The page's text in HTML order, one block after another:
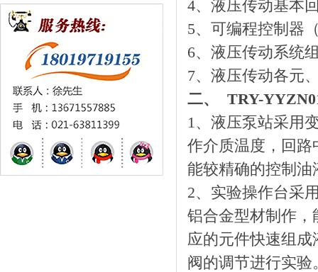
4、液压传动基本
5、可编程控制器
6、液压传动系统
7、液压传动各元
二、 TRY-
1、液压泵站采用
作介质温度，回
能较精确的控制油
2、实验操作台采
铝合金型材制作
应的元件快速组
阀的调节进行实验